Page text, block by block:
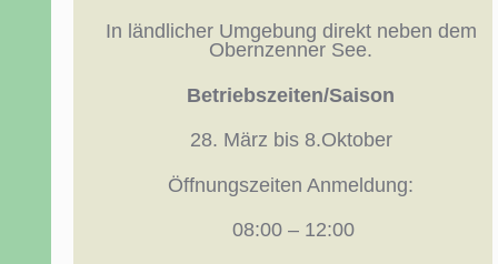
In ländlicher Umgebung direkt neben dem
Obernzenner See.
Betriebszeiten/Saison
28. März bis 8.Oktober
Öffnungszeiten Anmeldung:
08:00 – 12:00